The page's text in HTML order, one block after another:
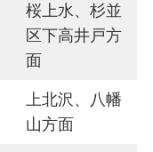
桜上水、杉並
区下高井戸方
面
上北沢、八幡
山方面